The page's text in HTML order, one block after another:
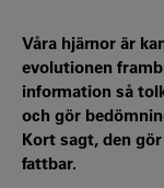
Våra hjärnor är
evolutionen
information så
och gör
Kort sagt, den
fattbar.